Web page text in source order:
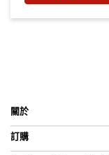
關於
訂購